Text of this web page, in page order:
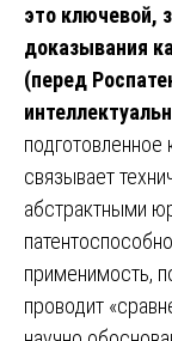
это ключевой,
доказывания
(перед
связывает
абстрактными
применимость,
проводит